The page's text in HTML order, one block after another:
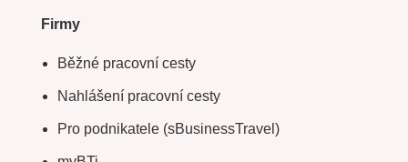
Firmy
Běžné pracovní cesty
Nahlášení pracovní cesty
Pro podnikatele (sBusinessTravel)